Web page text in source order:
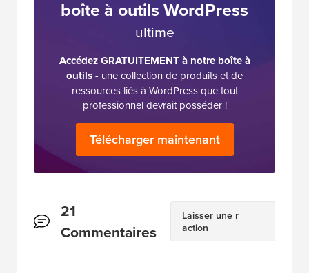
boîte à outils WordPress
ultime
Accédez GRATUITEMENT à notre boîte à
outils- une collection de produits et de
ressources liés à WordPress que tout
professionnel devrait posséder !
Télécharger maintenant
Interactions
des
21
Commentaires
Laisser une r
action